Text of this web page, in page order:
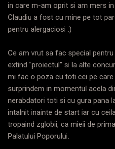
in care m-am oprit si am mers in
Claudiu a fost cu mine pe tot
pentru alergaciosi :)
Ce am vrut sa fac special
extind "proiectul" si la alte
mi fac o poza cu toti cei pe care
surprindem in momentul acela
nerabdatori toti si cu gura pana
intalnit inainte de start iar cu
tropaind zglobii, ca mieii de
Palatului Poporului.